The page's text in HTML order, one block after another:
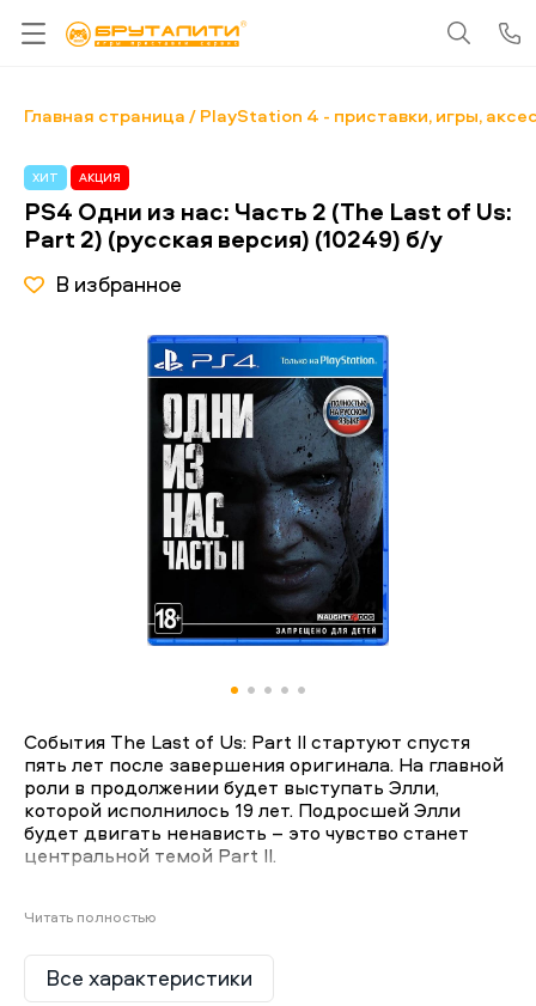
Главная страница PlayStation 4 - приставки, игры,
ХИТ АКЦИЯ
PS4 Одни из нас: Часть 2 (The Last of Us:
Part 2) (русская версия) (10249) б/у
В избранное
События The Last of Us: Part II стартуют спустя
пять лет после завершения оригинала. На главной
роли в продолжении будет выступать Элли,
которой исполнилось 19 лет. Подросшей Элли
будет двигать ненависть – это чувство станет
центральной темой Part II.
Все характеристики
Читать полностью